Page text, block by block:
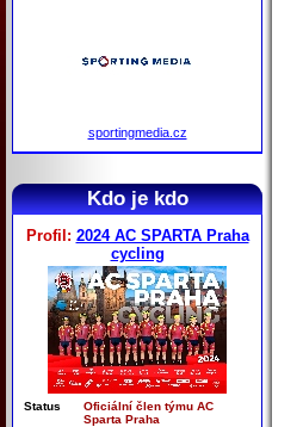
sportingmedia.cz
Kdo je kdo
Profil: 2024 AC SPARTA Praha
cycling
Status
Oficiální člen týmu AC
Sparta Praha